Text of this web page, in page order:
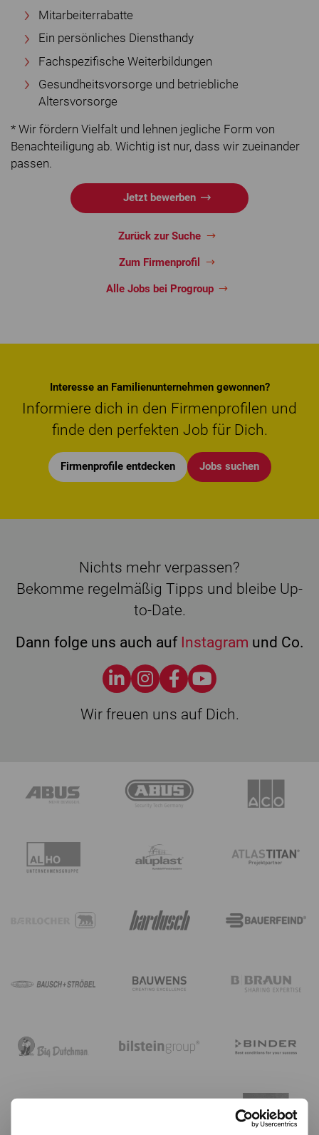
Mitarbeiterrabatte
Ein persönliches Diensthandy
Fachspezifische Weiterbildungen
Gesundheitsvorsorge und betriebliche
Altersvorsorge
* Wir fördern Vielfalt und lehnen jegliche Form von
Benachteiligung ab. Wichtig ist nur, dass wir zueinander
passen.
Jetzt bewerben
Zurück zur Suche
Zum Firmenprofil
Alle Jobs bei Progroup
Interesse an Familienunternehmen gewonnen?
Informiere dich in den Firmenprofilen und
finde den perfekten Job für Dich.
Firmenprofile entdecken Jobs suchen
Nichts mehr verpassen?
Bekomme regelmäßig Tipps und bleibe Up-
to-Date.
Dann folge uns auch auf Instagram und Co.
Wir freuen uns auf Dich.